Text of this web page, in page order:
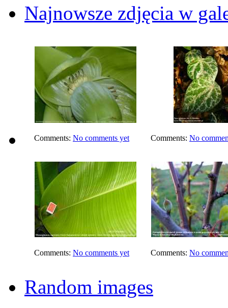
Najnowsze zdjęcia w
Comments: No comments yet Comments: No
Comments: No comments yet Comments: No
Random images